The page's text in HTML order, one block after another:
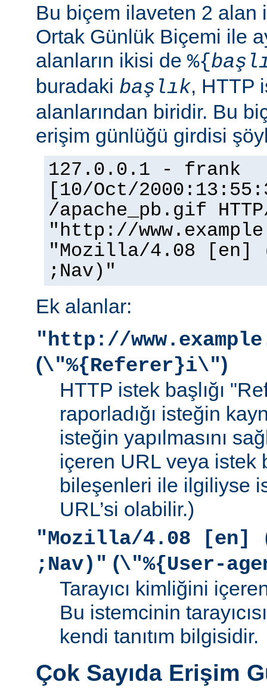
Bu biçem ilaveten 2 alan
Ortak Günlük Biçemi ile
alanların ikisi de %{
buradaki başlık, HTTP
alanlarından biridir. Bu
erişim günlüğü girdisi
127.0.0.1 - frank
[10/Oct/
/apache_pb.gif
"http://
"Mozilla/4.08 [en]
;Nav)"
Ek alanlar:
"http://
(\"%{Referer}i\")
HTTP istek başlığı
raporladığı isteğin
isteğin yapılmasını
içeren URL veya istek
bileşenleri ile ilgiliyse
URL’si olabilir.)
"Mozilla/4.08 [en]
;Nav)" (\"%{User-
Tarayıcı kimliğini
Bu istemcinin
kendi tanıtım bilgisidir.
Çok Sayıda Erişim